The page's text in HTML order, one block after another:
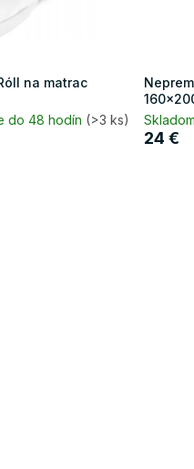
na matrac
do 48 hodín (>3 ks)
24 €